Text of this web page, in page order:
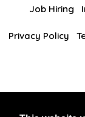
Job Hiring
Privacy Policy